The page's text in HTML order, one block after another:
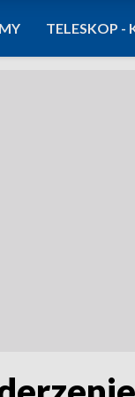
TELESKOP -